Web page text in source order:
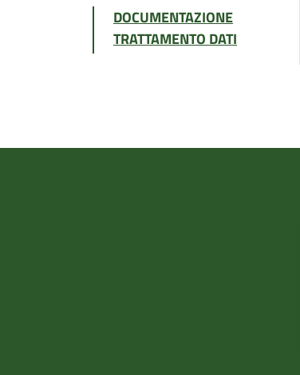
DOCUMENTAZIONE
TRATTAMENTO DATI